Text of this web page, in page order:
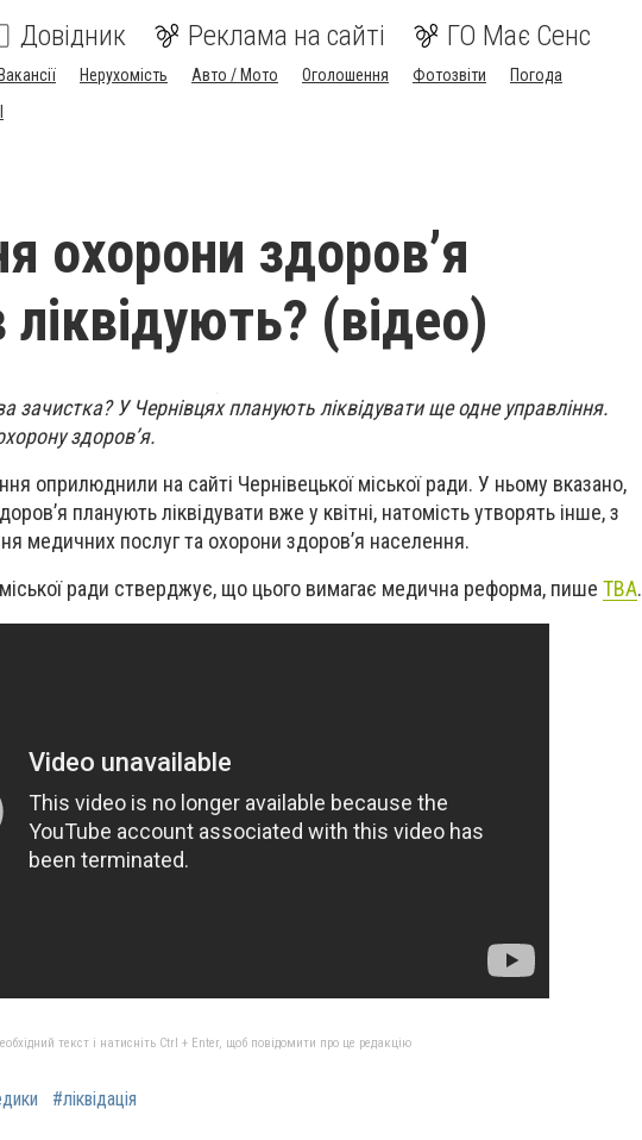
Довідник Реклама на сайті ГО Має Сенс
Нерухомість Авто / Мото Оголошення Фотозвіти
Погода
охорони здоров’я
ліквідують? (відео)
зачистка? У Чернівцях планують ліквідувати ще одне управління.
здоров’я.
оприлюднили на сайті Чернівецької міської ради. У ньому вказано,
планують ліквідувати вже у квітні, натомість утворять інше, з
медичних послуг та охорони здоров’я населення.
ради стверджує, що цього вимагає медична реформа, пише ТВА.
текст і натисніть Ctrl + Enter, щоб повідомити про це редакцію
#ліквідація